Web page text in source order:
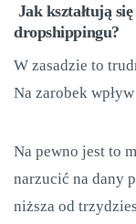
Jak kształtują
dropshippingu?
W zasadzie to
Na zarobek
Na pewno jest to
narzucić na dany
niższa od